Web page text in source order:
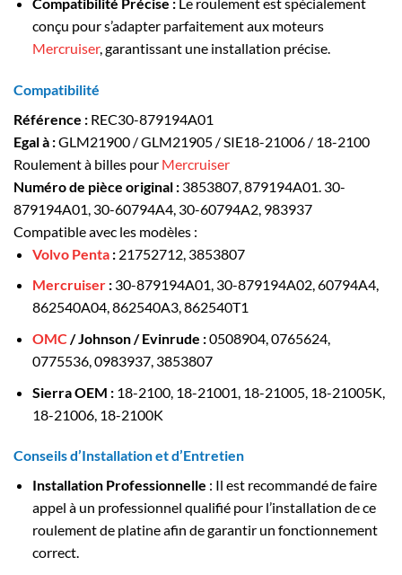
conçu pour s’adapter parfaitement aux moteurs
Mercruiser, garantissant une installation précise.
Compatibilité
Référence : REC30-879194A01
Egal à :GLM21900 / GLM21905 / SIE18-21006 / 18-2100
Roulement à billes pour Mercruiser
Numéro de pièce original : 3853807, 879194A01. 30-
879194A01, 30-60794A4, 30-60794A2, 983937
Compatible avec les modèles :
Volvo Penta:21752712, 3853807
Mercruiser:30-879194A01, 30-879194A02, 60794A4,
862540A04, 862540A3, 862540T1
OMC / Johnson / Evinrude :0508904, 0765624,
0775536, 0983937, 3853807
Sierra OEM :18-2100, 18-21001, 18-21005, 18-21005K,
18-21006, 18-2100K
Conseils d’Installation et d’Entretien
Installation Professionnelle : Il est recommandé de faire
appel à un professionnel qualifié pour l’installation de ce
roulement de platine afin de garantir un fonctionnement
correct.